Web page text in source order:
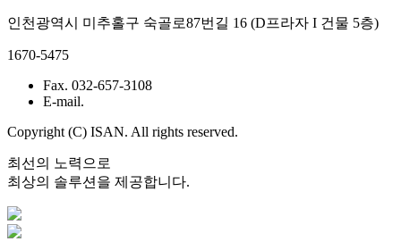
인천광역시 미추홀구 숙골로87번길 16 (D프라자 I 건물 5층)
1670-5475
Fax. 032-657-3108
E-mail.
Copyright (C) ISAN. All rights reserved.
최선의 노력으로
최상의 솔루션을 제공합니다.